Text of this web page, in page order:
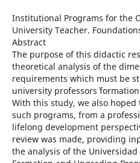
Institutional Programs for the
University Teacher.
Abstract
The purpose of this didactic
theoretical analysis of the
requirements which must be
university professors´
With this study, we also
such programs, from a
lifelong development
review was made, providing
the analysis of the Universidad